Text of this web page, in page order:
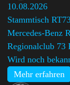
10.08.2026
Stammtisch
Mercedes-Benz
Regionalclub 73
Wird noch
Mehr erfahren